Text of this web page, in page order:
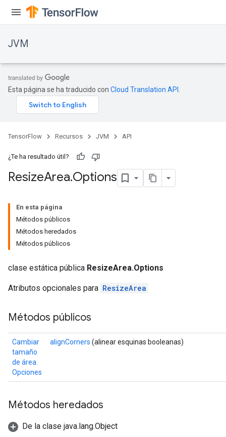
JVM
Esta página se ha traducido con Cloud Translation API
TensorFlow Recursos JVM API
¿Te ha resultado útil?
ResizeArea.Options
En esta página
Métodos públicos
Métodos heredados
Métodos públicos
clase estática pública ResizeArea.Options
Atributos opcionales para ResizeArea
Métodos públicos
Cambiar
tamaño
de área.
Opciones
alignCorners (alinear esquinas booleanas)
Métodos heredados
De la clase java.lang.Object